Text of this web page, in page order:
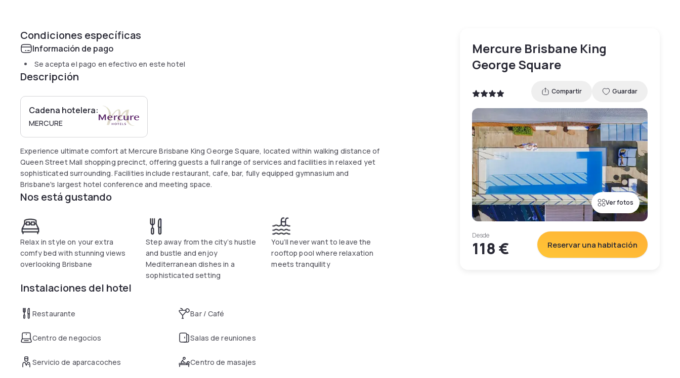
Condiciones específicas
Información de pago
Se acepta el pago en efectivo en este hotel
Descripción
Cadena hotelera:
MERCURE
Experience ultimate comfort at Mercure Brisbane King George Square, located within walking distance of
Queen Street Mall shopping precinct, offering guests a full range of services and facilities in relaxed yet
sophisticated surrounding. Facilities include restaurant, cafe, bar, fully equipped gymnasium and
Brisbane's largest hotel conference and meeting space.
Nos está gustando
Relax in style on your extra
comfy bed with stunning views
overlooking Brisbane
Step away from the city’s hustle
and bustle and enjoy
Mediterranean dishes in a
sophisticated setting
You’ll never want to leave the
rooftop pool where relaxation
meets tranquility
Instalaciones del hotel
Restaurante Bar / Café
Centro de negocios Salas de reuniones
Servicio de aparcacoches Centro de masajes
Mercure Brisbane King
George Square
Compartir Guardar
Ver fotos
Desde
118 € Reservar una habitación